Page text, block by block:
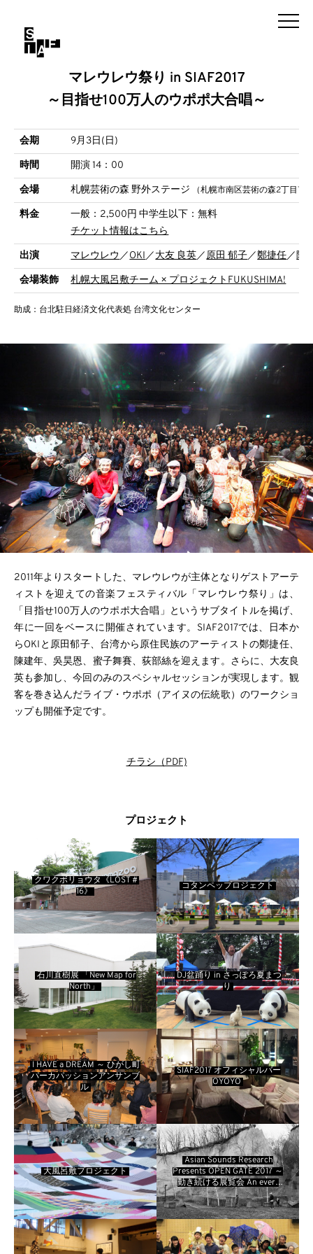
マレウレウ祭り in SIAF2017
～目指せ100万人のウポポ大合唱～
会期 9月3日(日)
時間 開演 14：00
会場 札幌芸術の森 野外ステージ （札幌市南区芸術の森2丁目75
料金
一般：2,500円 中学生以下：無料
チケット情報はこちら
出演 マレウレウ ／ OKI／ 大友 良英／原田 郁子／鄭捷任／ 陳
会場装飾 札幌大風呂敷チーム × プロジェクトFUKUSHIMA!
助成：台北駐日経済文化代表処 台湾文化センター
2011年よりスタートした、マレウレウが主体となりゲストアーテ
ィストを迎えての音楽フェスティバル「マレウレウ祭り」は、
「目指せ100万人のウポポ大合唱」というサブタイトルを掲げ、
年に一回をベースに開催されています。SIAF2017では、日本か
らOKIと原田郁子、台湾から原住民族のアーティストの鄭捷任、
陳建年、吳昊恩、蜜子舞賽、荻部絲を迎えます。さらに、大友良
英も参加し、今回のみのスペシャルセッションが実現します。観
客を巻き込んだライブ・ウポポ（アイヌの伝統歌）のワークショ
ップも開催予定です。
チラシ（PDF)
プロジェクト
クワクボリョウタ《LOST＃
16》
コタンペップロジェクト
石川直樹展 「New Map for
North」
DJ盆踊り in さっぽろ夏まつ
り
I HAVE a DREAM ～ ひがし町
パーカパッションアンサンブ
ル
SIAF2017 オフィシャルバー
OYOYO
大風呂敷プロジェクト
Asian Sounds Research
Presents OPEN GATE 2017 ～
動き続ける展覧会 An ever-
changing exhibition 「何も
ないところから」～start from
here